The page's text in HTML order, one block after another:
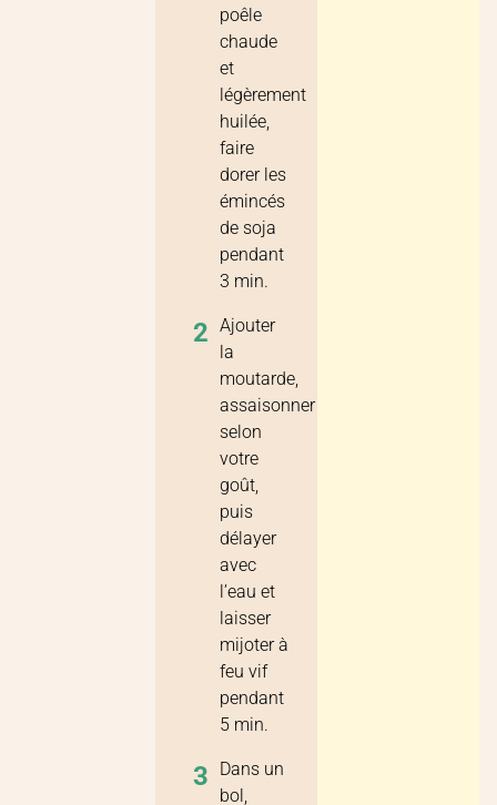
poêle
chaude
et
légèrement
huilée,
faire
dorer les
émincés
de soja
pendant
3 min.
2 Ajouter
la
moutarde,
assaisonner
selon
votre
goût,
puis
délayer
avec
l’eau et
laisser
mijoter à
feu vif
pendant
5 min.
3
Dans un
bol,